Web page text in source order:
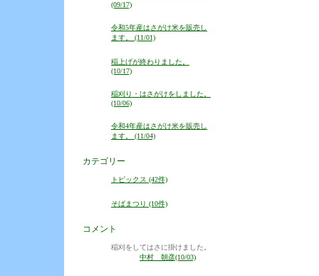
(09/17)
令和5年産はさがけ米を販売し
ます。 (11/01)
稲上げが終わりました。
(10/17)
稲刈り・はさがけをしました。
(10/06)
令和4年産はさがけ米を販売し
ます。 (11/04)
カテゴリー
トピックス (42件)
そばまつり (10件)
コメント
稲刈をしてはさに掛けました。
中村 朝彦(10/03)